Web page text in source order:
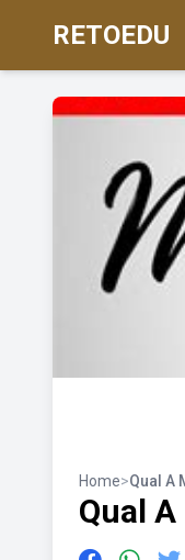
RETOEDU
Home>Qual A
Qual